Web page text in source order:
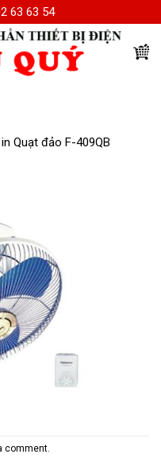
63 63 54
in Quạt đảo F-409QB
comment.